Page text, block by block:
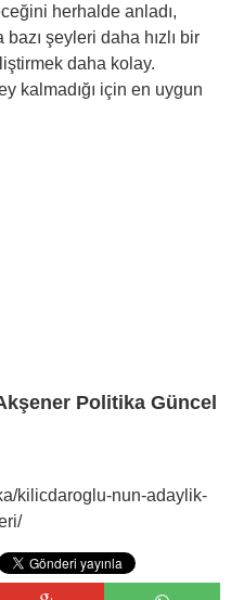
herhalde anladı,
şeyleri daha hızlı bir
daha kolay.
kalmadığı için en uygun
Politika Güncel
kilicdaroglu-nun-adaylik-